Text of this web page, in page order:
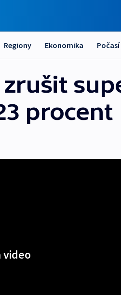
Regiony Ekonomika Počasí
procent
video